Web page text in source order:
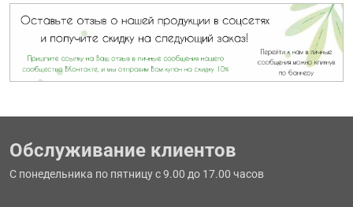
Обслуживание клиентов
С понедельника по пятницу с 9.00 до 17.00 часов